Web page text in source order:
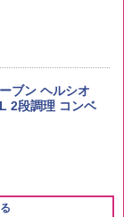
2026 化粧箱
130g×3食
ブン ヘルシオ
2段調理 コンベ